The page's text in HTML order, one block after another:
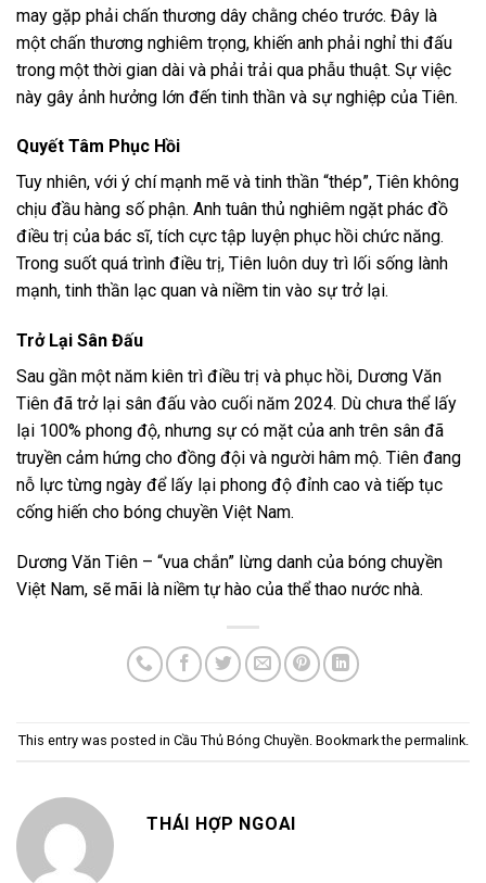
may gặp phải chấn thương dây chằng chéo trước. Đây là
một chấn thương nghiêm trọng, khiến anh phải nghỉ thi đấu
trong một thời gian dài và phải trải qua phẫu thuật. Sự việc
này gây ảnh hưởng lớn đến tinh thần và sự nghiệp của Tiên.
Quyết Tâm Phục Hồi
Tuy nhiên, với ý chí mạnh mẽ và tinh thần “thép”, Tiên không
chịu đầu hàng số phận. Anh tuân thủ nghiêm ngặt phác đồ
điều trị của bác sĩ, tích cực tập luyện phục hồi chức năng.
Trong suốt quá trình điều trị, Tiên luôn duy trì lối sống lành
mạnh, tinh thần lạc quan và niềm tin vào sự trở lại.
Trở Lại Sân Đấu
Sau gần một năm kiên trì điều trị và phục hồi, Dương Văn
Tiên đã trở lại sân đấu vào cuối năm 2024. Dù chưa thể lấy
lại 100% phong độ, nhưng sự có mặt của anh trên sân đã
truyền cảm hứng cho đồng đội và người hâm mộ. Tiên đang
nỗ lực từng ngày để lấy lại phong độ đỉnh cao và tiếp tục
cống hiến cho bóng chuyền Việt Nam.
Dương Văn Tiên – “vua chắn” lừng danh của bóng chuyền
Việt Nam, sẽ mãi là niềm tự hào của thể thao nước nhà.
This entry was posted in Cầu Thủ Bóng Chuyền. Bookmark the permalink.
THÁI HỢP NGOAI